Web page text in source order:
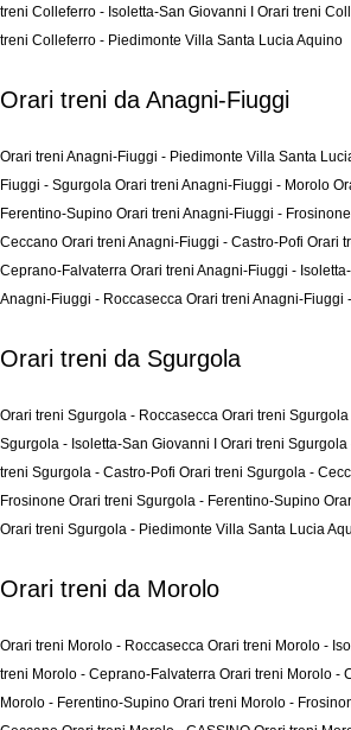
treni Colleferro - Isoletta-San Giovanni I Orari treni
treni Colleferro - Piedimonte Villa Santa Lucia Aquino
Orari treni da Anagni-Fiuggi
Orari treni Anagni-Fiuggi - Piedimonte Villa Santa
Fiuggi - Sgurgola Orari treni Anagni-Fiuggi - Morolo
Ferentino-Supino Orari treni Anagni-Fiuggi - Frosinone
Ceccano Orari treni Anagni-Fiuggi - Castro-Pofi Orari
Ceprano-Falvaterra Orari treni Anagni-Fiuggi -
Anagni-Fiuggi - Roccasecca Orari treni Anagni-Fiuggi
Orari treni da Sgurgola
Orari treni Sgurgola - Roccasecca Orari treni
Sgurgola - Isoletta-San Giovanni I Orari treni
treni Sgurgola - Castro-Pofi Orari treni Sgurgola -
Frosinone Orari treni Sgurgola - Ferentino-Supino
Orari treni Sgurgola - Piedimonte Villa Santa Lucia
Orari treni da Morolo
Orari treni Morolo - Roccasecca Orari treni Morolo -
treni Morolo - Ceprano-Falvaterra Orari treni Morolo -
Morolo - Ferentino-Supino Orari treni Morolo -